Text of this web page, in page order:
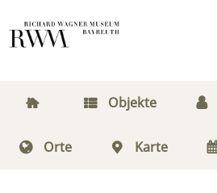
Objekte
Orte Karte